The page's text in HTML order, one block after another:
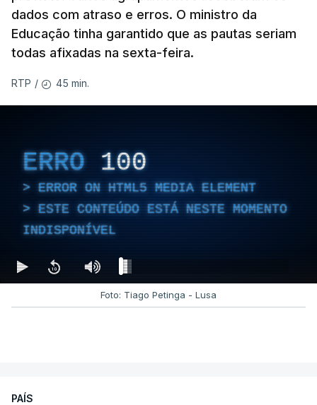
dados com atraso e erros. O ministro da
Educação tinha garantido que as pautas seriam
todas afixadas na sexta-feira.
RTP / 45 min.
ERRO 100
ERROR ON HTML5 MEDIA ELEMENT
ESTE CONTEÚDO ESTÁ NESTE MOMENTO
INDISPONÍVEL
Foto: Tiago Petinga - Lusa
PAÍS